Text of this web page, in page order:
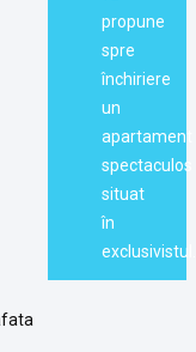
propune
spre
închiriere
un
apartament
spectaculos
situat
în
exclusivistul…